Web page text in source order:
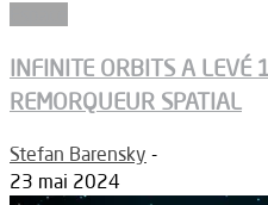
INFINITE ORBITS A LEVÉ
REMORQUEUR SPATIAL
Stefan Barensky -
23 mai 2024